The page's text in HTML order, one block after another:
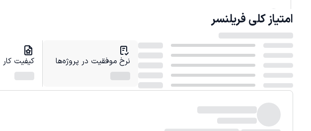
امتیاز کلی فریلنسر
نرخ موفقیت در پروژه‌ها کیفیت کار